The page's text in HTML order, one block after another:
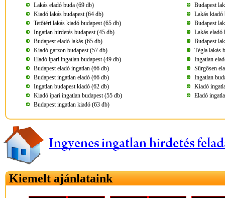
Lakás eladó buda (69 db)
Budapest
Kiadó lakás budapest (64 db)
Lakás kiadó
Tetőtéri lakás kiadó budapest (65 db)
Budapest
Ingatlan hirdetés budapest (45 db)
Lakás eladó
Budapest eladó lakás (65 db)
Budapest
Kiadó garzon budapest (57 db)
Tégla lakás
Eladó ipari ingatlan budapest (49 db)
Ingatlan
Budapest eladó ingatlan (66 db)
Sürgősen
Budapest ingatlan eladó (66 db)
Ingatlan
Ingatlan budapest kiadó (62 db)
Kiadó
Kiadó ipari ingatlan budapest (55 db)
Eladó
Budapest ingatlan kiadó (63 db)
Kiemelt ajánlataink